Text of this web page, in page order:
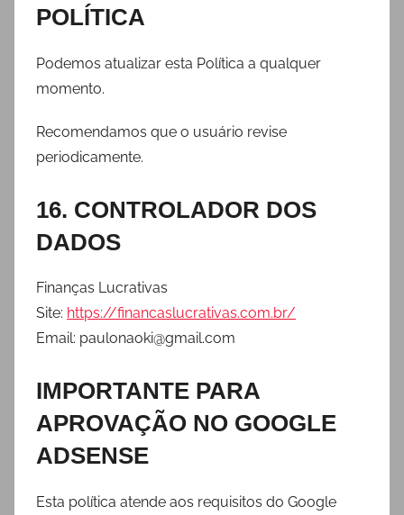
POLÍTICA
Podemos atualizar esta Política a qualquer
momento.
Recomendamos que o usuário revise
periodicamente.
16. CONTROLADOR DOS
DADOS
Finanças Lucrativas
Site: https://financaslucrativas.com.br/
Email: paulonaoki@gmail.com
IMPORTANTE PARA
APROVAÇÃO NO GOOGLE
ADSENSE
Esta política atende aos requisitos do Google